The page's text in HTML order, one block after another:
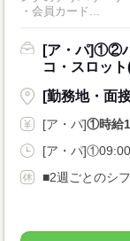
・会員カード...
[ア・パ]①②
コ・スロッ
[勤務地・面
[ア・パ]①時給
[ア・パ